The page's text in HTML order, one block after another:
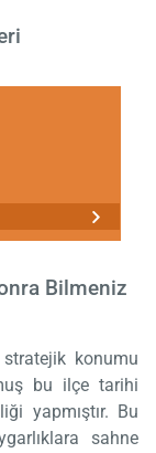
Bilmeniz
konumu
bu ilçe tarihi
yapmıştır. Bu
sahne